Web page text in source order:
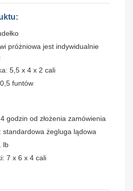
próżniowa jest indywidualnie
5,5 x 4 x 2 cali
funtów
godzin od złożenia zamówienia
standardowa żegluga lądowa
lb
7 x 6 x 4 cali